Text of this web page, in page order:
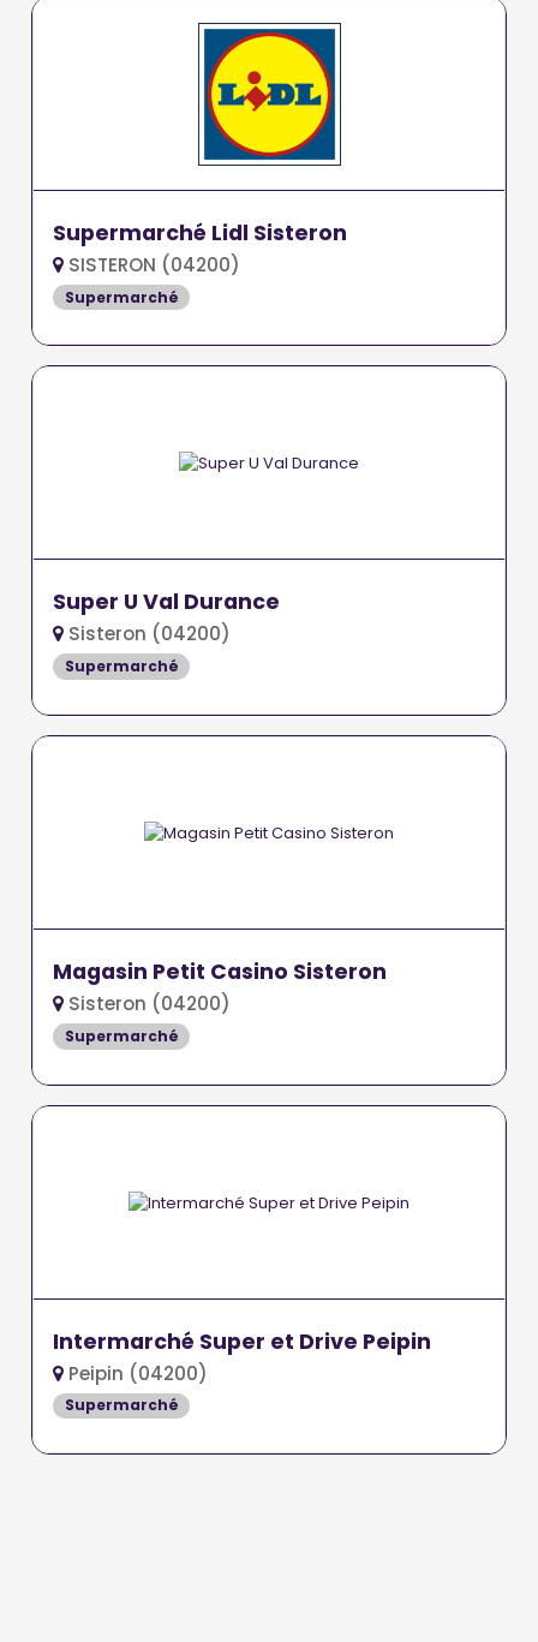
Supermarché Lidl Sisteron
SISTERON (04200)
Supermarché
Super U Val Durance
Sisteron (04200)
Supermarché
Magasin Petit Casino Sisteron
Sisteron (04200)
Supermarché
Intermarché Super et Drive Peipin
Peipin (04200)
Supermarché